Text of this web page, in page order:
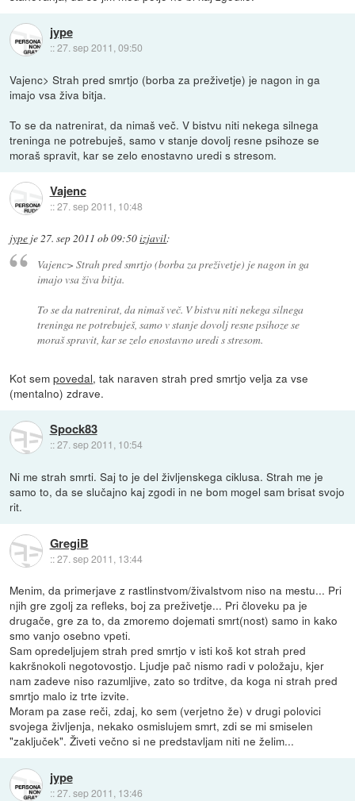
jype
::27. sep 2011, 09:50
Vajenc> Strah pred smrtjo (borba za preživetje) je nagon in ga
imajo vsa živa bitja.
To se da natrenirat, da nimaš več. V bistvu niti nekega silnega
treninga ne potrebuješ, samo v stanje dovolj resne psihoze se
moraš spravit, kar se zelo enostavno uredi s stresom.
Vajenc
::27. sep 2011, 10:48
jype je27. sep 2011 ob 09:50izjavil:
Vajenc> Strah pred smrtjo (borba za preživetje) je nagon in ga
imajo vsa živa bitja.
To se da natrenirat, da nimaš več. V bistvu niti nekega silnega
treninga ne potrebuješ, samo v stanje dovolj resne psihoze se
moraš spravit, kar se zelo enostavno uredi s stresom.
Kot sempovedal, tak naraven strah pred smrtjo velja za vse
(mentalno) zdrave.
Spock83
::27. sep 2011, 10:54
Ni me strah smrti. Saj to je del življenskega ciklusa. Strah me je
samo to, da se slučajno kaj zgodi in ne bom mogel sam brisat svojo
rit.
GregiB
::27. sep 2011, 13:44
Menim, da primerjave z rastlinstvom/živalstvom niso na mestu... Pri
njih gre zgolj za refleks, boj za preživetje... Pri človeku pa je
drugače, gre za to, da zmoremo dojemati smrt(nost) samo in kako
smo vanjo osebno vpeti.
Sam opredeljujem strah pred smrtjo v isti koš kot strah pred
kakršnokoli negotovostjo. Ljudje pač nismo radi v položaju, kjer
nam zadeve niso razumljive, zato so trditve, da koga ni strah pred
smrtjo malo iz trte izvite.
Moram pa zase reči, zdaj, ko sem (verjetno že) v drugi polovici
svojega življenja, nekako osmislujem smrt, zdi se mi smiselen
"zaključek". Živeti večno si ne predstavljam niti ne želim...
jype
::27. sep 2011, 13:46